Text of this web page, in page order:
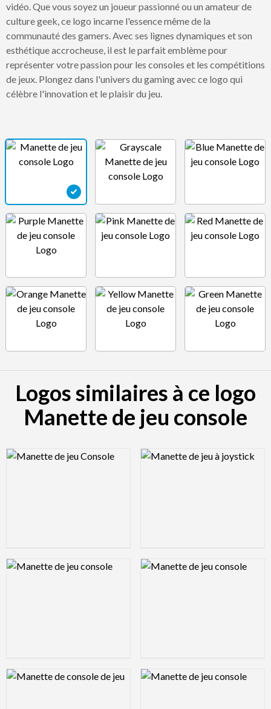
vidéo. Que vous soyez un joueur passionné ou un amateur de
culture geek, ce logo incarne l'essence même de la
communauté des gamers. Avec ses lignes dynamiques et son
esthétique accrocheuse, il est le parfait emblème pour
représenter votre passion pour les consoles et les compétitions
de jeux. Plongez dans l'univers du gaming avec ce logo qui
célèbre l'innovation et le plaisir du jeu.
Logos similaires à ce logo
Manette de jeu console
Logo Preview Image Logo Preview Image
Logo Preview Image Logo Preview Image
Logo Preview Image Logo Preview Image